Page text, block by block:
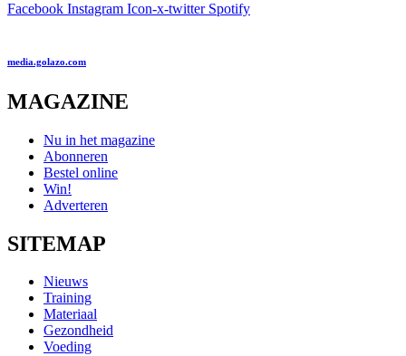
Facebook Instagram Icon-x-twitter Spotify
media.golazo.com
MAGAZINE
Nu in het magazine
Abonneren
Bestel online
Win!
Adverteren
SITEMAP
Nieuws
Training
Materiaal
Gezondheid
Voeding